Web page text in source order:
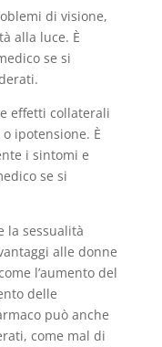
di visione,
alla luce. È
se si
effetti collaterali
ipotensione. È
i sintomi e
se si
la sessualità
alle donne
l’aumento del
delle
può anche
come mal di